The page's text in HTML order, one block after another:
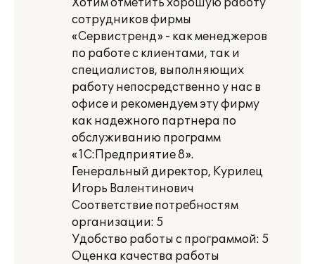
Хотим отметить хорошую работу
сотрудников фирмы
«Сервистренд» - как менеджеров
по работе с клиентами, так и
специалистов, выполняющих
работу непосредственно у нас в
офисе и рекомендуем эту фирму
как надежного партнера по
обслуживанию программ
«1С:Предприятие 8».
Генеральный директор, Курилец
Игорь Валентинович
Соответствие потребностям
организации: 5
Удобство работы с программой: 5
Оценка качества работы